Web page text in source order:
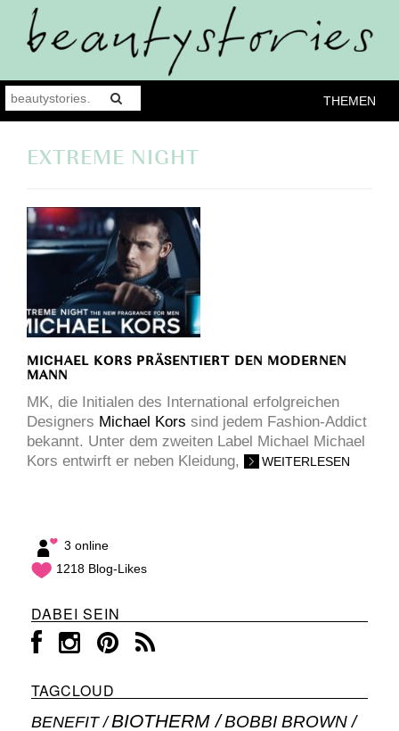
THEMEN
EXTREME NIGHT
MICHAEL KORS PRÄSENTIERT DEN MODERNEN
MANN
MK, die Initialen des International erfolgreichen
Designers Michael Kors sind jedem Fashion-Addict
bekannt. Unter dem zweiten Label Michael Michael
Kors entwirft er neben Kleidung,
WEITERLESEN
3 online
1218 Blog-Likes
DABEI SEIN
TAGCLOUD
BENEFIT BIOTHERM BOBBI BROWN